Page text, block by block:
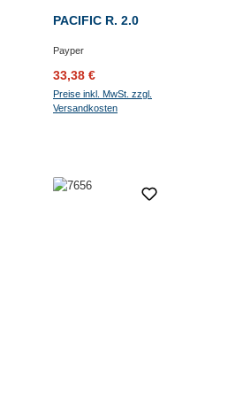
PACIFIC R. 2.0
Payper
Verkaufspreis:
33,38 €
Preise inkl. MwSt. zzgl.
Versandkosten